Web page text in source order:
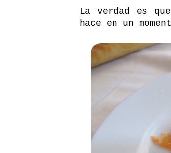
La verdad es
hace en un